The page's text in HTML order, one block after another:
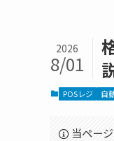
2026
8/01
POSレジ 自
当ペー